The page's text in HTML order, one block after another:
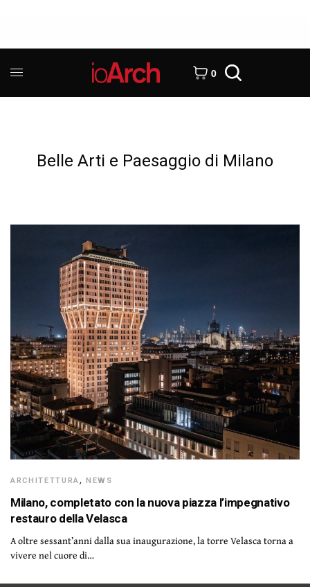
0
Belle Arti e Paesaggio di Milano
ARCHITETTURA,NEWS
Milano, completato con la nuova piazza l’impegnativo
restauro della Velasca
A oltre sessant’anni dalla sua inaugurazione, la torre Velasca torna a
vivere nel cuore di…